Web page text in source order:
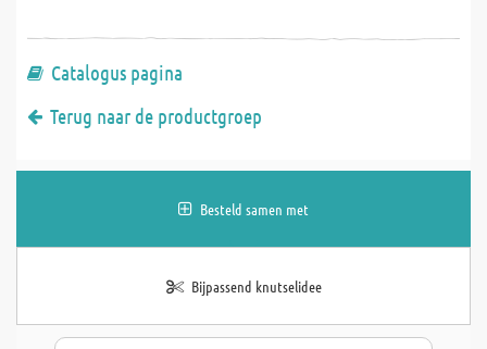
Catalogus pagina
Terug naar de productgroep
Besteld samen met
Bijpassend knutselidee